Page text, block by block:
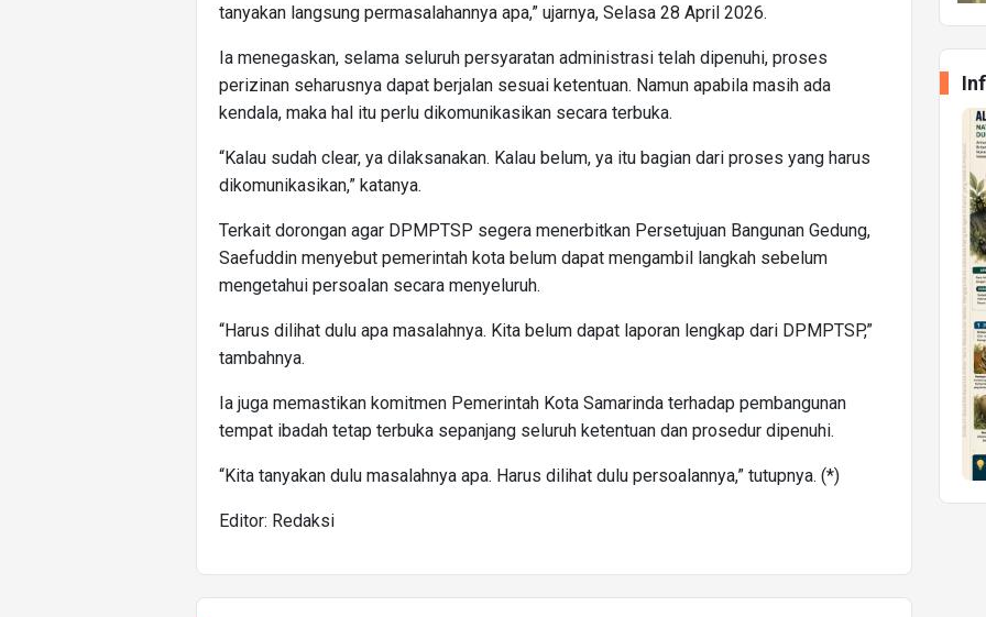
tanyakan langsung permasalahannya apa,” ujarnya, Selasa 28 April 2026.
Ia menegaskan, selama seluruh persyaratan administrasi telah dipenuhi, proses
perizinan seharusnya dapat berjalan sesuai ketentuan. Namun apabila masih ada
kendala, maka hal itu perlu dikomunikasikan secara terbuka.
“Kalau sudah clear, ya dilaksanakan. Kalau belum, ya itu bagian dari proses yang harus
dikomunikasikan,” katanya.
Terkait dorongan agar DPMPTSP segera menerbitkan Persetujuan Bangunan Gedung,
Saefuddin menyebut pemerintah kota belum dapat mengambil langkah sebelum
mengetahui persoalan secara menyeluruh.
“Harus dilihat dulu apa masalahnya. Kita belum dapat laporan lengkap dari DPMPTSP,”
tambahnya.
Ia juga memastikan komitmen Pemerintah Kota Samarinda terhadap pembangunan
tempat ibadah tetap terbuka sepanjang seluruh ketentuan dan prosedur dipenuhi.
“Kita tanyakan dulu masalahnya apa. Harus dilihat dulu persoalannya,” tutupnya. (*)
Editor: Redaksi